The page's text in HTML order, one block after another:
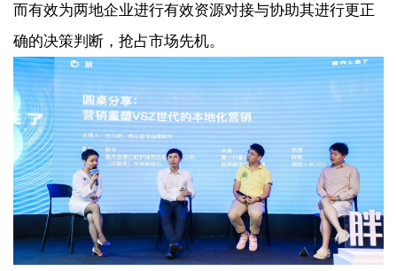
而有效为两地企业进行有效资源对接与协助其进行更正
确的决策判断，抢占市场先机。